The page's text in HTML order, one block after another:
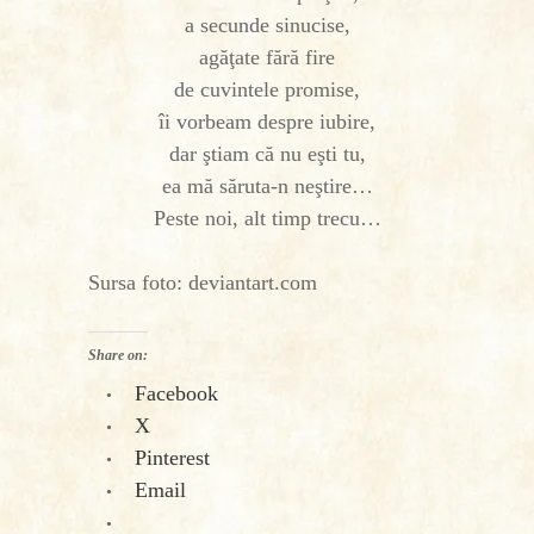
a secunde sinucise,
agăţate fără fire
de cuvintele promise,
îi vorbeam despre iubire,
dar ştiam că nu eşti tu,
ea mă săruta-n neştire…
Peste noi, alt timp trecu…
Sursa foto: deviantart.com
Share on:
Facebook
X
Pinterest
Email